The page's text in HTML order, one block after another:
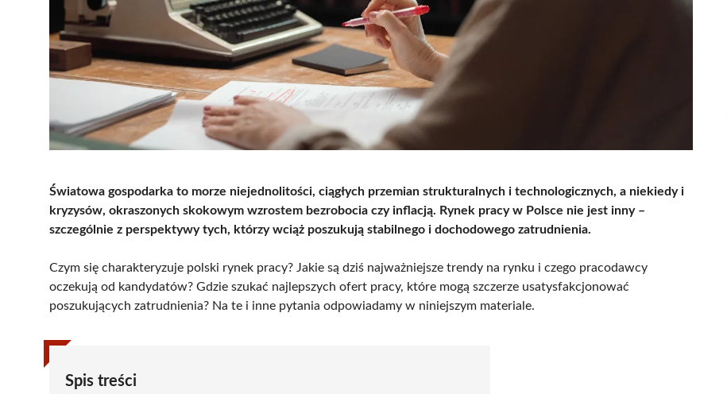
Światowa gospodarka to morze niejednolitości, ciągłych przemian strukturalnych i technologicznych, a niekiedy i
kryzysów, okraszonych skokowym wzrostem bezrobocia czy inflacją. Rynek pracy w Polsce nie jest inny –
szczególnie z perspektywy tych, którzy wciąż poszukują stabilnego i dochodowego zatrudnienia.
Czym się charakteryzuje polski rynek pracy? Jakie są dziś najważniejsze trendy na rynku i czego pracodawcy
oczekują od kandydatów? Gdzie szukać najlepszych ofert pracy, które mogą szczerze usatysfakcjonować
poszukujących zatrudnienia? Na te i inne pytania odpowiadamy w niniejszym materiale.
Spis treści